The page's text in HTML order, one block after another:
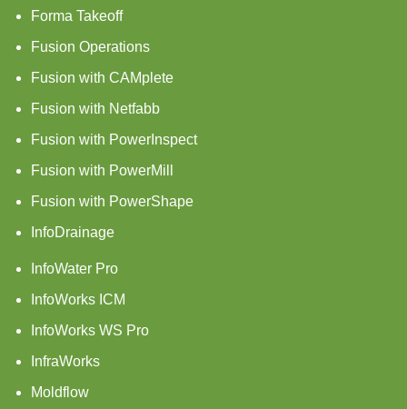
Forma Takeoff
Fusion Operations
Fusion with CAMplete
Fusion with Netfabb
Fusion with PowerInspect
Fusion with PowerMill
Fusion with PowerShape
InfoDrainage
InfoWater Pro
InfoWorks ICM
InfoWorks WS Pro
InfraWorks
Moldflow